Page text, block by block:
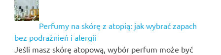
Perfumy na skórę z atopią: jak wybrać zapach
bez podrażnień i alergii
Jeśli masz skórę atopową, wybór perfum może być